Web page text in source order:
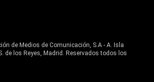
de Medios de Comunicación, S.A - A. Isla
de los Reyes, Madrid. Reservados todos los